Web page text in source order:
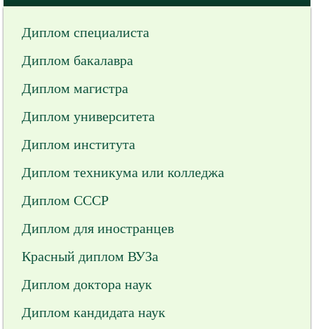
Диплом специалиста
Диплом бакалавра
Диплом магистра
Диплом университета
Диплом института
Диплом техникума или колледжа
Диплом СССР
Диплом для иностранцев
Красный диплом ВУЗа
Диплом доктора наук
Диплом кандидата наук